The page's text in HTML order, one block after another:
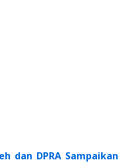
dan DPRA Sampaikan